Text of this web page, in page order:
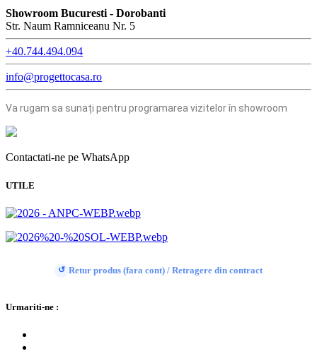
Showroom Bucuresti - Dorobanti
Str. Naum Ramniceanu Nr. 5
+40.744.494.094
info@progettocasa.ro
Va rugam sa sunați pentru programarea vizitelor în showroom
Contactati-ne pe WhatsApp
UTILE
↺ Retur produs (fara cont) / Retragere din contract
Urmariti-ne :